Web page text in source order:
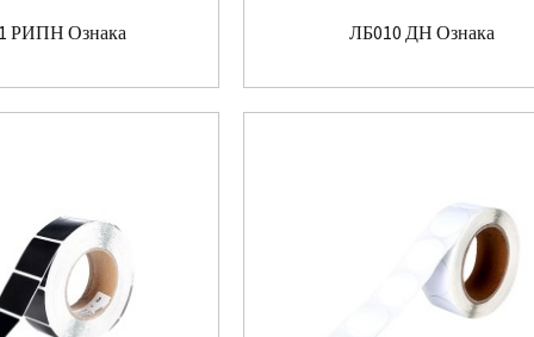
РИПН Ознака ЛБ010 ДН Ознака